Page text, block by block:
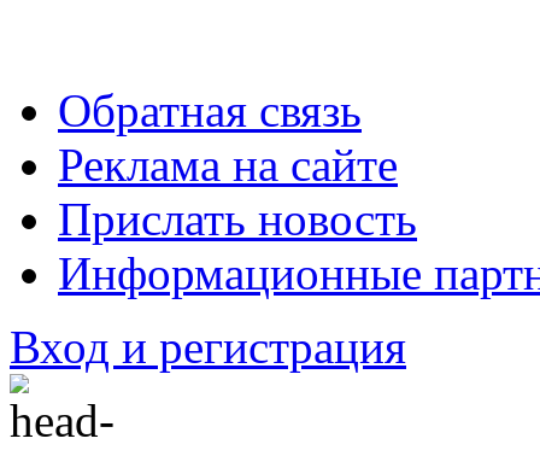
Обратная связь
Реклама на сайте
Прислать новость
Информационные
Вход и регистрация